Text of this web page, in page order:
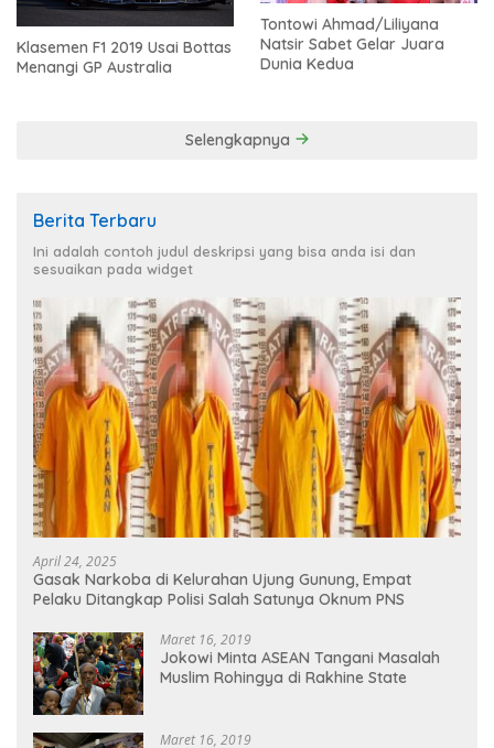
Klasemen F1 2019 Usai Bottas
Menangi GP Australia
Tontowi Ahmad/Liliyana
Natsir Sabet Gelar Juara
Dunia Kedua
Selengkapnya
Berita Terbaru
Ini adalah contoh judul deskripsi yang bisa anda isi dan
sesuaikan pada widget
April 24, 2025
Gasak Narkoba di Kelurahan Ujung Gunung, Empat
Pelaku Ditangkap Polisi Salah Satunya Oknum PNS
Maret 16, 2019
Jokowi Minta ASEAN Tangani Masalah
Muslim Rohingya di Rakhine State
Maret 16, 2019